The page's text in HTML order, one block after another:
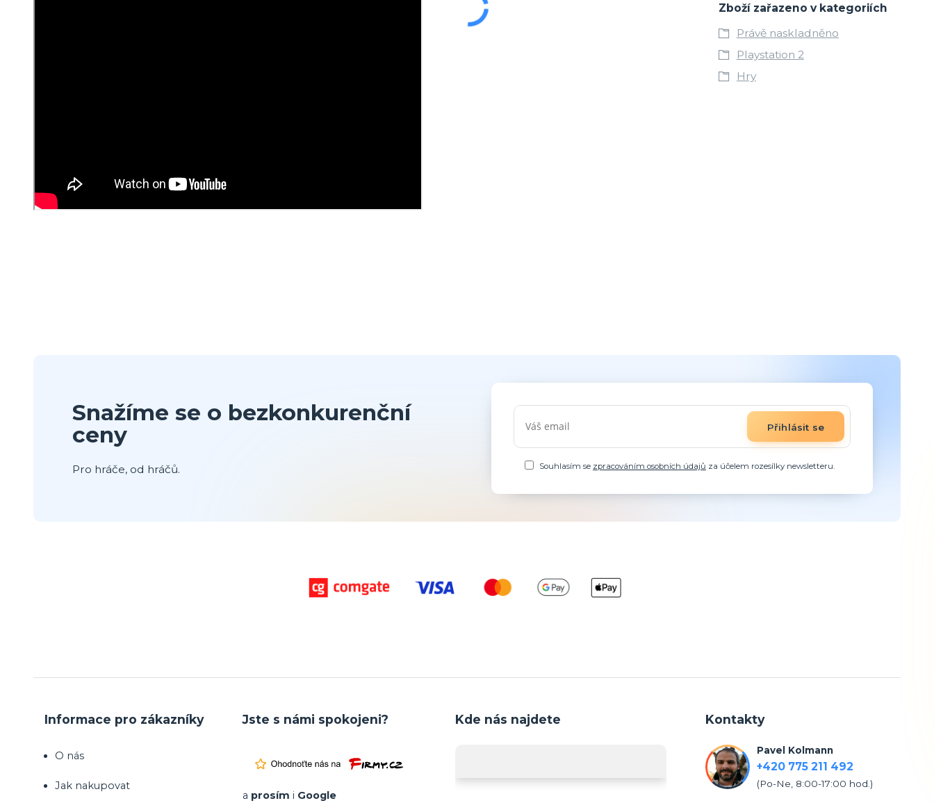
Zboží zařazeno v kategoriích
Právě naskladněno
Playstation 2
Hry
Snažíme se o bezkonkurenční
ceny
Pro hráče, od hráčů.
Přihlásit se
Souhlasím se zpracováním osobních údajů za účelem rozesílky newsletteru.
Informace pro zákazníky
O nás
Jak nakupovat
Jste s námi spokojeni?
a prosím i Google
Kde nás najdete Kontakty
Pavel Kolmann
+420 775 211 492
(Po-Ne, 8:00-17:00 hod.)